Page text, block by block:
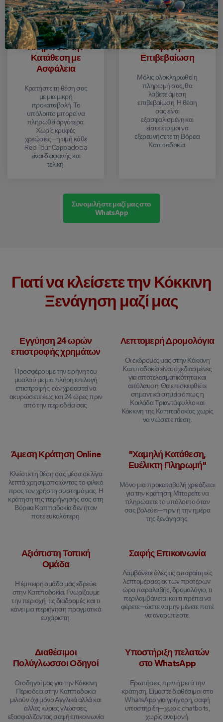
διαθεσιμότητα.
Πληρώστε την
Κατάθεση με
Ασφάλεια
Κρατήστε τη θέση σας
με μια μικρή
προκαταβολή. Το
υπόλοιπο μπορεί να
πληρωθεί αργότερα.
Χωρίς κρυφές
χρεώσεις—η τιμή κάθε
Red Tour Cappadocia
είναι διαφανής και
τελική.
Άμεση
Επιβεβαίωση
Μόλις ολοκληρωθεί η
πληρωμή σας, θα
λάβετε άμεση
επιβεβαίωση. Η θέση
σας είναι
εξασφαλισμένη και
είστε έτοιμοι να
εξερευνήσετε τη Βόρεια
Καππαδοκία.
Συνομιλήστε μαζί μας στο
WhatsApp
Γιατί να κλείσετε την Κόκκινη
Ξενάγηση μαζί μας
Εγγύηση 24 ωρών
επιστροφής χρημάτων
Προσφέρουμε την ειρήνη του
μυαλού με μια πλήρη επιλογή
επιστροφής, εάν χρειαστεί να
ακυρώσετε έως και 24 ώρες πριν
από την περιοδεία σας.
Λεπτομερή Δρομολόγια
Οι εκδρομές μας στην Κόκκινη
Καππαδοκία είναι σχεδιασμένες
για αποτελεσματικότητα και
απόλαυση. Θα επισκεφθείτε
σημαντικά σημεία όπως η
Κοιλάδα Τριαντάφυλλο και
Κόκκινη της Καππαδοκίας χωρίς
να νιώσετε πίεση.
Άμεση Κράτηση Online
Κλείστε τη θέση σας μέσα σε λίγα
λεπτά χρησιμοποιώντας το φιλικό
προς τον χρήστη σύστημά μας. Η
κράτηση της περιήγησής σας στη
Βόρεια Καππαδοκία δεν ήταν
ποτέ ευκολότερη.
"Χαμηλή Κατάθεση,
Ευέλικτη Πληρωμή"
Μόνο μια προκαταβολή χρειάζεται
για την κράτηση. Μπορείτε να
πληρώσετε το υπόλοιπο όταν
σας βολεύει—πριν ή την ημέρα
της ξενάγησης.
Αξιόπιστη Τοπική
Ομάδα
Η έμπειρη ομάδα μας εδρεύει
στην Καππαδοκία. Γνωρίζουμε
την περιοχή, τις διαδρομές και τι
κάνει μια περιήγηση πραγματικά
ευχάριστη.
Σαφής Επικοινωνία
Λαμβάνετε όλες τις απαραίτητες
λεπτομέρειες εκ των προτέρων:
ώρα παραλαβής, δρομολόγιο, τι
περιλαμβάνεται και τι πρέπει να
φέρετε—ώστε να μην μένετε ποτέ
να αναρωτιέστε.
Διαθέσιμοι
Πολύγλωσσοι Οδηγοί
Οι οδηγοί μας για την Κόκκινη
Περιοδεία στην Καππαδοκία
μιλούν όχι μόνο Αγγλικά αλλά και
άλλες κύριες γλώσσες,
εξασφαλίζοντας σαφή επικοινωνία
Υποστήριξη πελατών
στο WhatsApp
Ερωτήσεις πριν ή μετά την
κράτηση; Είμαστε διαθέσιμοι στο
WhatsApp για γρήγορη, σαφή
υποστήριξη—χωρίς chatbots,
χωρίς αναμονή.